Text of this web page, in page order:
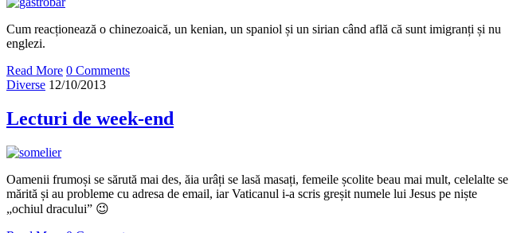
Cum reacționează o chinezoaică, un kenian, un spaniol și un sirian când află că sunt imigranți și nu
englezi.
Read More 0 Comments
Diverse 12/10/2013
Lecturi de week-end
Oamenii frumoși se sărută mai des, ăia urâți se lasă masați, femeile școlite beau mai mult, celelalte se
mărită și au probleme cu adresa de email, iar Vaticanul i-a scris greșit numele lui Jesus pe niște
„ochiul dracului” 😉